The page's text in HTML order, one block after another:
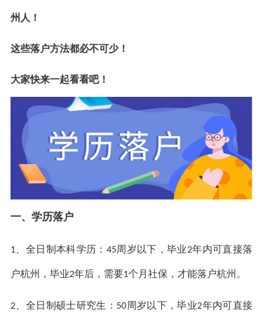
州人！
这些落户方法都必不可少！
大家快来一起看看吧！
一、 学历落户
1、全日制本科学历：45周岁以下，毕业2年内可直接落
户杭州，毕业2年后 ，需要1个月社保，才能落户杭州。
2、全日制硕士研究生：50周岁以下，毕业2年内可直接